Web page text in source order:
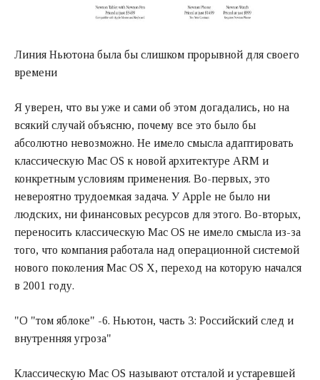
Линия Ньютона была бы слишком прорывной для своего
времени
Я уверен, что вы уже и сами об этом догадались, но на
всякий случай объясню, почему все это было бы
абсолютно невозможно. Не имело смысла адаптировать
классическую Mac OS к новой архитектуре ARM и
конкретным условиям применения. Во-первых, это
невероятно трудоемкая задача. У Apple не было ни
людских, ни финансовых ресурсов для этого. Во-вторых,
переносить классическую Mac OS не имело смысла из-за
того, что компания работала над операционной системой
нового поколения Mac OS X, переход на которую начался
в 2001 году.
"О "том яблоке" -6. Ньютон, часть 3: Российский след и
внутренняя угроза"
Классическую Mac OS называют отсталой и устаревшей